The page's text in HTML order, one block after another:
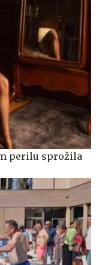
perilu sprožila